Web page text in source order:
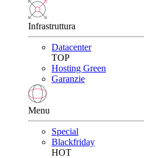
Infrastruttura
Datacenter
TOP
Hosting Green
Garanzie
Menu
Special
Blackfriday
HOT